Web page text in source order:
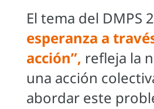
El tema del DMPS
esperanza a
acción”, refleja la
una acción
abordar este